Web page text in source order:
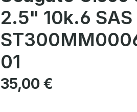
2.5" 10k.6
01
Regulärer Preis:
35,00 €